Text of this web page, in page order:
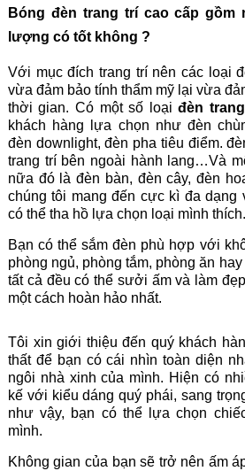
Bóng đèn trang trí cao cấp gồm
lượng có tốt không ?
Với mục đích trang trí nên các loại
vừa đảm bảo tính thẩm mỹ lại vừa
thời gian. Có một số loạiđèn
khách hàng lựa chọn như đèn
đèn downlight, đèn pha tiêu điểm.
trang trí bên ngoài hành lang…Và
nữa đó là đèn bàn, đèn cây, đèn
chúng tôi mang đến cực kì đa dạng
có thể tha hồ lựa chọn loại mình thích.
Bạn có thể sắm đèn phù hợp với
phòng ngủ, phòng tắm, phòng ăn
tất cả đều có thể sưởi ấm và làm
một cách hoàn hảo nhất.
Tôi xin giới thiệu đến quý khách
thất để bạn có cái nhìn toàn diện
ngôi nhà xinh của mình. Hiện có
kế với kiểu dáng quý phái, sang
như vậy, bạn có thể lựa chọn
mình.
Không gian của bạn sẽ trở nên ấm